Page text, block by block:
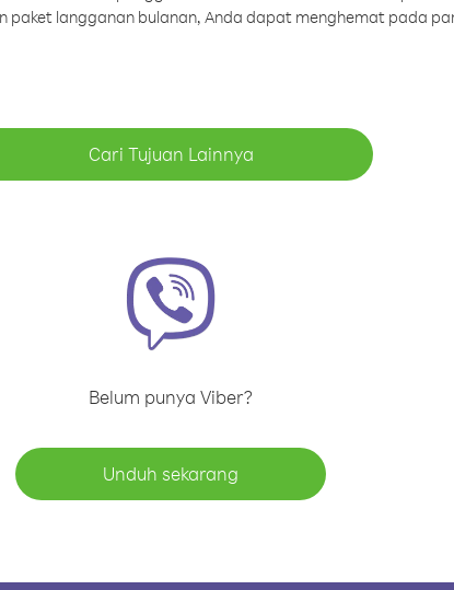
langganan bulanan, Anda dapat menghemat pada
Cari Tujuan Lainnya
Belum punya Viber?
Unduh sekarang